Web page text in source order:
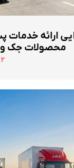
ارائه
محصولات جک و
12